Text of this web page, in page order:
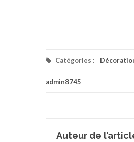
Catégories :
admin8745
Auteur de